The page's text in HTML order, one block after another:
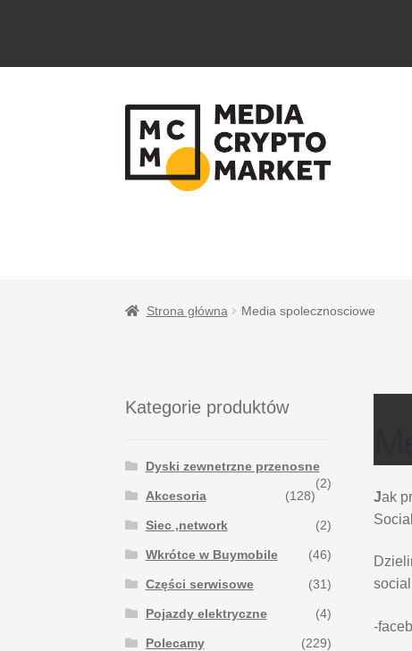
PRZEJDŹ
DO
NAWIGACJI
PRZEJDŹ
DO
TREŚCI
Strona główna Media spolecznosciowe
Jak
-
Kategorie produktów
Dyski zewnetrzne przenosne
(2)
Akcesoria
(128)
Siec ,network (2)
Wkrótce w Buymobile (46)
Części serwisowe (31)
Pojazdy elektryczne (4)
Polecamy (229)